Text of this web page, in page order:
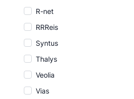
R-net
RRReis
Syntus
Thalys
Veolia
Vias